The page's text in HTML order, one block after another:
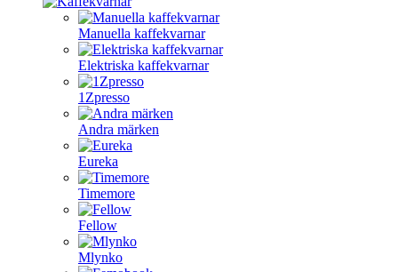
Manuella kaffekvarnar
Elektriska kaffekvarnar
1Zpresso
Andra märken
Eureka
Timemore
Fellow
Mlynko